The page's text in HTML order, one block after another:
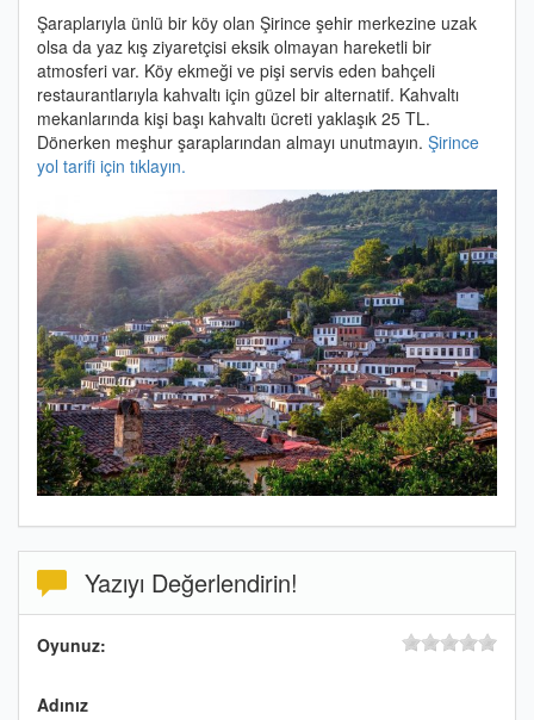
Şaraplarıyla ünlü bir köy olan Şirince şehir merkezine uzak
olsa da yaz kış ziyaretçisi eksik olmayan hareketli bir
atmosferi var. Köy ekmeği ve pişi servis eden bahçeli
restaurantlarıyla kahvaltı için güzel bir alternatif. Kahvaltı
mekanlarında kişi başı kahvaltı ücreti yaklaşık 25 TL.
Dönerken meşhur şaraplarından almayı unutmayın. Şirince
yol tarifi için tıklayın.
Yazıyı Değerlendirin!
Oyunuz:
Adınız